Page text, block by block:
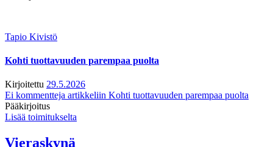
Tapio Kivistö
Kohti tuottavuuden parempaa puolta
Kirjoitettu 29.5.2026
Ei kommentteja artikkeliin Kohti tuottavuuden parempaa puolta
Pääkirjoitus
Lisää toimitukselta
Vieraskynä